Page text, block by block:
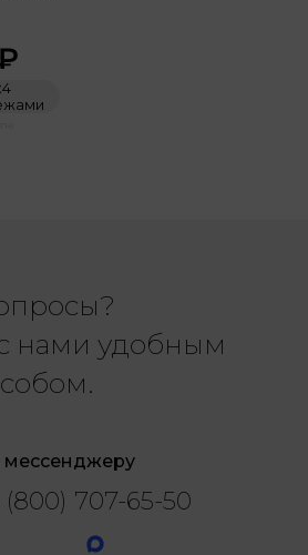
нами удобным
мессенджеру
(800) 707-65-50